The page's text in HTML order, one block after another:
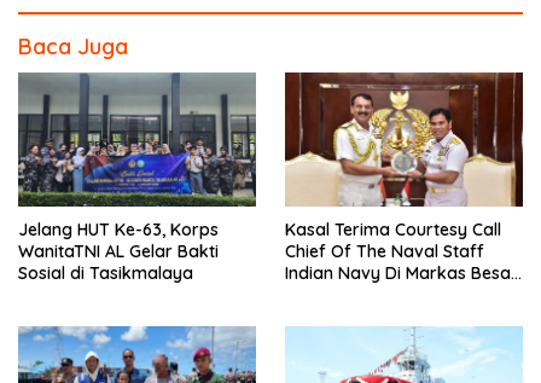
Baca Juga
Jelang HUT Ke-63, Korps
WanitaTNI AL Gelar Bakti
Sosial di Tasikmalaya
Kasal Terima Courtesy Call
Chief Of The Naval Staff
Indian Navy Di Markas Besar